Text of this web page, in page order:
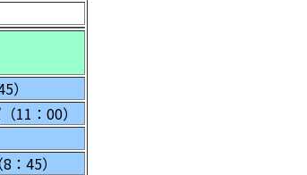
）
11：00）
45）